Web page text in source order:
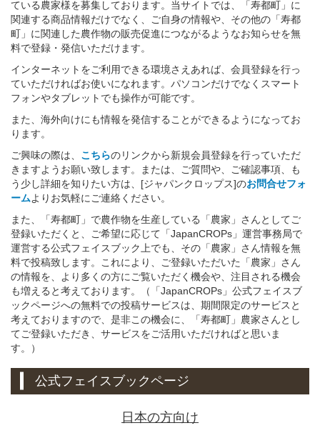
ている農家様を募集しております。当サイトでは、「寿都町」に
関連する商品情報だけでなく、ご自身の情報や、その他の「寿都
町」に関連した農作物の販売促進につながるようなお知らせを無
料で登録・発信いただけます。
インターネットをご利用できる環境さえあれば、会員登録を行っ
ていただければお使いになれます。パソコンだけでなくスマート
フォンやタブレットでも操作が可能です。
また、海外向けにも情報を発信することができるようになってお
ります。
ご興味の際は、 こちらのリンクから新規会員登録を行っていただ
きますようお願い致します。または、ご質問や、ご確認事項、も
う少し詳細を知りたい方は、[ジャパンクロップス]のお問合せフォ
ームよりお気軽にご連絡ください。
また、「寿都町」で農作物を生産している「農家」さんとしてご
登録いただくと、ご希望に応じて「JapanCROPs」運営事務局で
運営する公式フェイスブック上でも、その「農家」さん情報を無
料で投稿致します。これにより、ご登録いただいた「農家」さん
の情報を、より多くの方にご覧いただく機会や、注目される機会
も増えると考えております。（「JapanCROPs」公式フェイスブ
ックページへの無料での投稿サービスは、期間限定のサービスと
考えておりますので、是非この機会に、「寿都町」農家さんとし
てご登録いただき、サービスをご活用いただければと思いま
す。）
公式フェイスブックページ
日本の方向け